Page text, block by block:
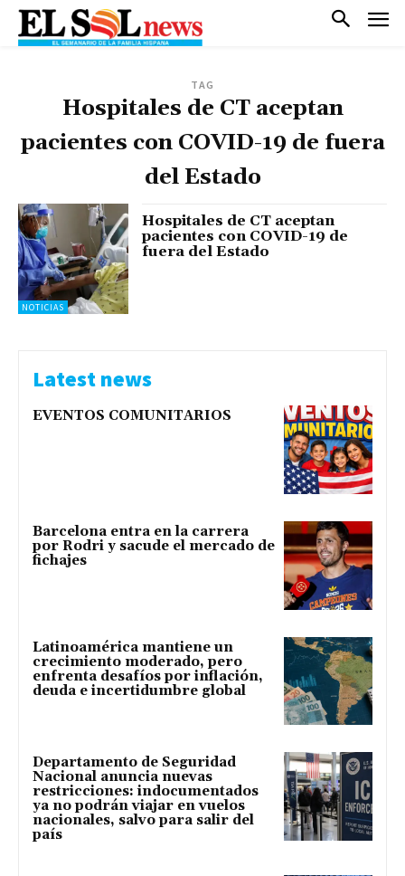
TAG
Hospitales de CT aceptan
pacientes con COVID-19 de fuera
del Estado
NOTICIAS
Hospitales de CT aceptan
pacientes con COVID-19 de
fuera del Estado
Latest news
EVENTOS COMUNITARIOS
Barcelona entra en la carrera
por Rodri y sacude el mercado de
fichajes
Latinoamérica mantiene un
crecimiento moderado, pero
enfrenta desafíos por inflación,
deuda e incertidumbre global
Departamento de Seguridad
Nacional anuncia nuevas
restricciones: indocumentados
ya no podrán viajar en vuelos
nacionales, salvo para salir del
país